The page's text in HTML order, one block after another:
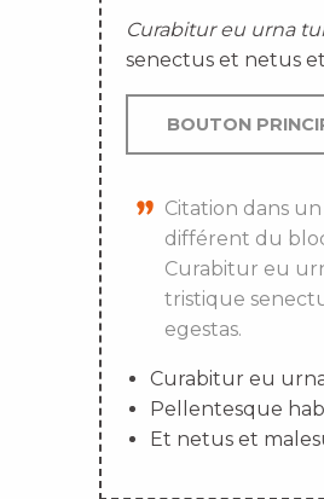
Curabitur eu urna
senectus et netus
BOUTON
Citation dans
différent du
Curabitur eu
tristique
egestas.
Curabitur eu
Pellentesque
Et netus et